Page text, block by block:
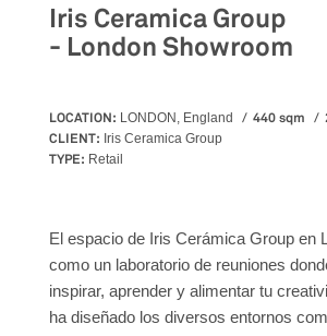
Iris Ceramica Group
- London Showroom
LOCATION: LONDON, England 440 sqm
CLIENT: Iris Ceramica Group
TYPE: Retail
El espacio de Iris Cerámica Group en
como un laboratorio de reuniones
inspirar, aprender y alimentar tu
ha diseñado los diversos entornos